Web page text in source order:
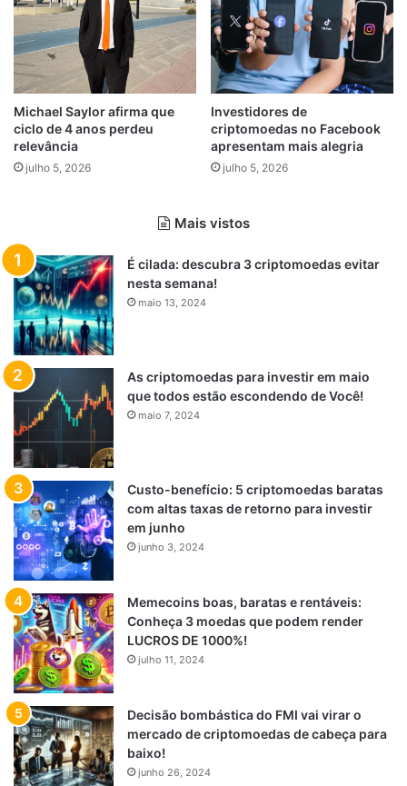
Michael Saylor afirma que
ciclo de 4 anos perdeu
relevância
julho 5, 2026
Investidores de
criptomoedas no Facebook
apresentam mais alegria
julho 5, 2026
Mais vistos
É cilada: descubra 3 criptomoedas evitar
nesta semana!
maio 13, 2024
As criptomoedas para investir em maio
que todos estão escondendo de Você!
maio 7, 2024
Custo-benefício: 5 criptomoedas baratas
com altas taxas de retorno para investir
em junho
junho 3, 2024
Memecoins boas, baratas e rentáveis:
Conheça 3 moedas que podem render
LUCROS DE 1000%!
julho 11, 2024
Decisão bombástica do FMI vai virar o
mercado de criptomoedas de cabeça para
baixo!
junho 26, 2024